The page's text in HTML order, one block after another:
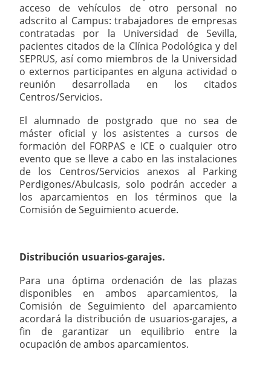
acceso de vehículos de otro personal no
adscrito al Campus: trabajadores de empresas
contratadas por la Universidad de Sevilla,
pacientes citados de la Clínica Podológica y del
SEPRUS, así como miembros de la Universidad
o externos participantes en alguna actividad o
reunión desarrollada en los citados
Centros/Servicios.
El alumnado de postgrado que no sea de
máster oficial y los asistentes a cursos de
formación del FORPAS e ICE o cualquier otro
evento que se lleve a cabo en las instalaciones
de los Centros/Servicios anexos al Parking
Perdigones/Abulcasis, solo podrán acceder a
los aparcamientos en los términos que la
Comisión de Seguimiento acuerde.
Distribución usuarios-garajes.
Para una óptima ordenación de las plazas
disponibles en ambos aparcamientos, la
Comisión de Seguimiento del aparcamiento
acordará la distribución de usuarios-garajes, a
fin de garantizar un equilibrio entre la
ocupación de ambos aparcamientos.